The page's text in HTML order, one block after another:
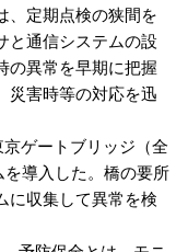
、定期点検の狭間を
と通信システムの設
の異常を早期に把握
災害時等の対応を迅
ゲートブリッジ（全
導入した。橋の要所
に収集して異常を検